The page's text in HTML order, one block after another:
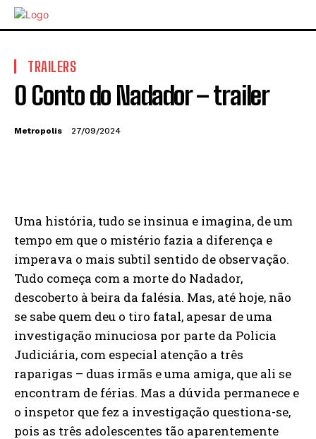
TRAILERS
O Conto do Nadador – trailer
Metropolis 27/09/2024
Uma história, tudo se insinua e imagina, de um
tempo em que o mistério fazia a diferença e
imperava o mais subtil sentido de observação.
Tudo começa com a morte do Nadador,
descoberto à beira da falésia. Mas, até hoje, não
se sabe quem deu o tiro fatal, apesar de uma
investigação minuciosa por parte da Policia
Judiciária, com especial atenção a três
raparigas – duas irmãs e uma amiga, que ali se
encontram de férias. Mas a dúvida permanece e
o inspetor que fez a investigação questiona-se,
pois as três adolescentes tão aparentemente